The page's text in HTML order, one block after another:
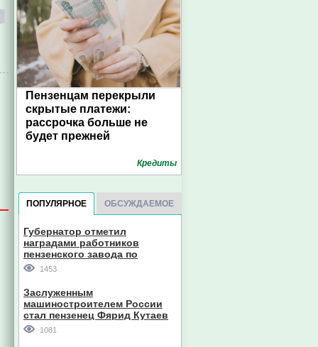
Пензенцам перекрыли
скрытые платежи:
рассрочка больше не
будет прежней
Кредиты
ПОПУЛЯРНОЕ ОБСУЖДАЕМОЕ
Губернатор отметил
наградами работников
пензенского завода по
производству станков
1453
Заслуженным
машиностроителем России
стал пензенец Фярид Кутаев
1081